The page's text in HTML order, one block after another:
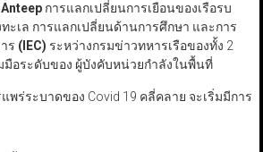
Anteepการแลกเปลี่ยนการเยือนของเรือรบ
ะเล การแลกเปลี่ยนด้านการศึกษา และการ
ร (IEC) ระหว่างกรมข่าวทหารเรือของทั้ง 2
มือระดับของ ผู้บังคับหน่วยกำลังในพื้นที่
ร่ระบาดของ Covid 19 คลี่คลาย จะเริ่มมีการ